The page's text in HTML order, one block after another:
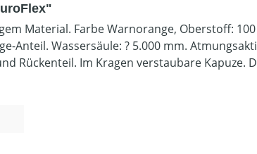
Material. Farbe Warnorange, Oberstoff: 100
Anteil. Wassersäule: ? 5.000 mm.
Rückenteil. Im Kragen verstaubare Kapuze.